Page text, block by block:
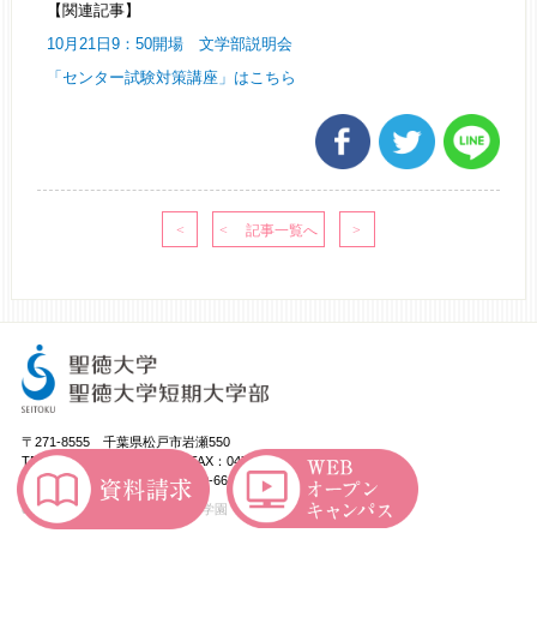
【関連記事】
10月21日9：50開場 文学部説明会
「センター試験対策講座」はこちら
〒271-8555 千葉県松戸市岩瀬550
TEL：047-365-1111（代） FAX：047-363-1401
受験相談フリーダイヤル：0120-66-5531
copyright © 学校法人 東京聖徳学園 All rights reserved.